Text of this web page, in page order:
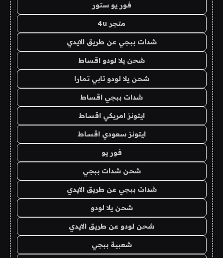
فور يو ستور
متجر 4u
شدات ببجي عن طريق الايدي
شحن يلا لودو اقساط
شحن يلا لودو تابي تمارا
شدات ببجي اقساط
ايتونز امريكي اقساط
ايتونز سعودي اقساط
فور يو
شحن شدات ببجي
شدات ببجي عن طريق الايدي
شحن يلا لودو
شحن لودو عن طريق الايدي
شعبية ببجي